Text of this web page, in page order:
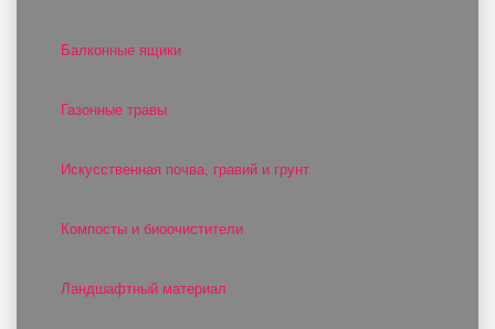
Балконные ящики
Газонные травы
Искусственная почва, гравий и грунт
Компосты и биоочистители
Ландшафтный материал